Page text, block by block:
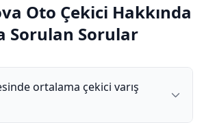
Oto Çekici Hakkında
Sorulan Sorular
ortalama çekici varış